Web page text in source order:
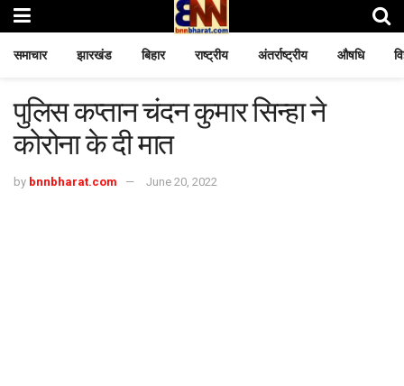
समाचार झारखंड बिहार राष्ट्रीय अंतर्राष्ट्रीय औषधि
पुलिस कप्तान चंदन कुमार सिन्हा ने
कोरोना के दी मात
by bnnbharat.com June 20, 2022